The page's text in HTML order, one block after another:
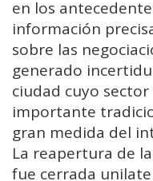
en los
información
sobre las
generado
ciudad cuyo
importante
gran medida del
La reapertura de
fue cerrada